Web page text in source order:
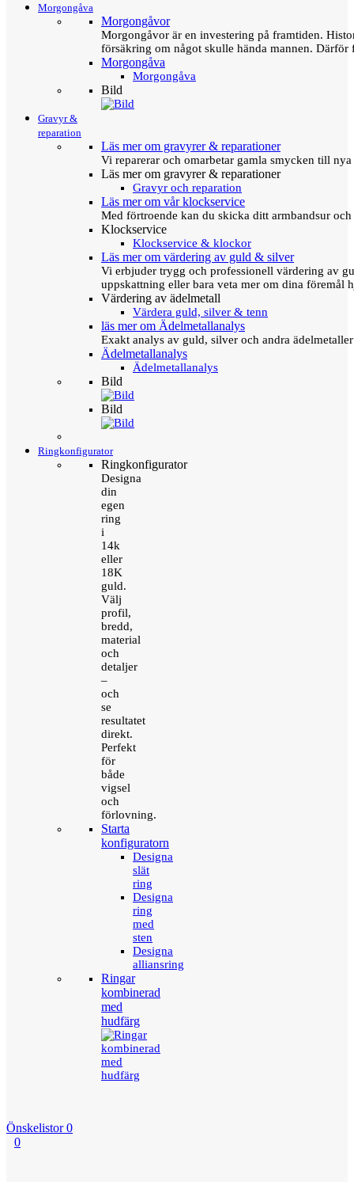
Morgongåva
Morgongåvor
Morgongåvor är en investering på framtiden.
försäkring om något skulle hända mannen.
Morgongåva
Morgongåva
Bild
Gravyr &
reparation
Läs mer om gravyrer & reparationer
Vi reparerar och omarbetar gamla smycken till
Läs mer om gravyrer & reparationer
Gravyr och reparation
Läs mer om vår klockservice
Med förtroende kan du skicka ditt armbandsur
Klockservice
Klockservice & klockor
Läs mer om värdering av guld & silver
Vi erbjuder trygg och professionell värdering av
uppskattning eller bara veta mer om dina föremål
Värdering av ädelmetall
Värdera guld, silver & tenn
läs mer om Ädelmetallanalys
Exakt analys av guld, silver och andra
Ädelmetallanalys
Ädelmetallanalys
Bild
Bild
Ringkonfigurator
Ringkonfigurator
Designa
din
egen
ring
i
14k
eller
18K
guld.
Välj
profil,
bredd,
material
och
detaljer
–
och
se
resultatet
direkt.
Perfekt
för
både
vigsel
och
förlovning.
Starta
konfiguratorn
Designa
slät
ring
Designa
ring
med
sten
Designa
alliansring
Ringar
kombinerad
med
hudfärg
Önskelistor 0
0